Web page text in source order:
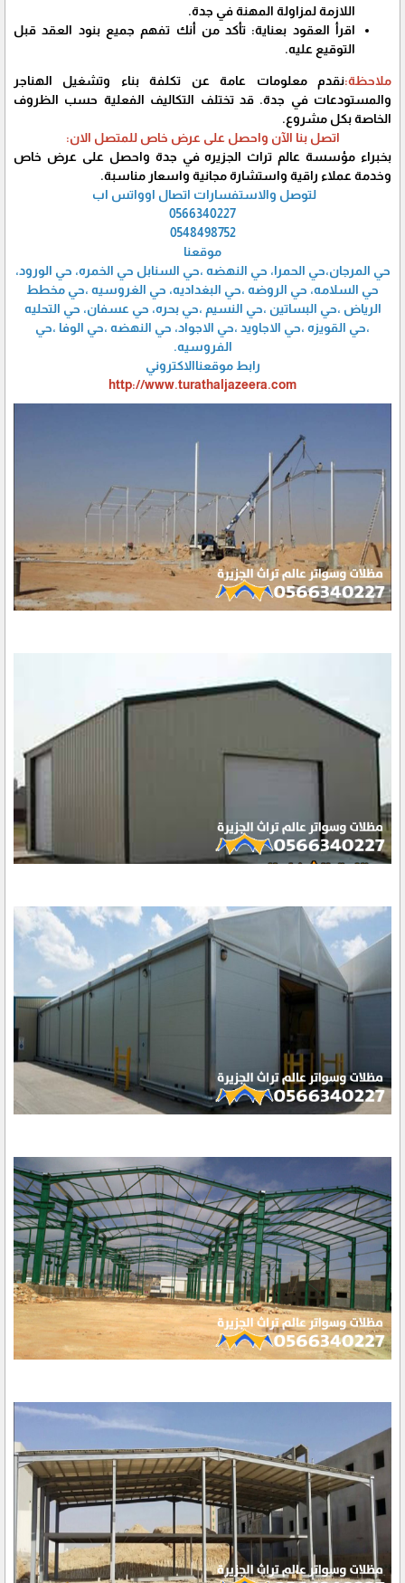
اللازمة لمزاولة المهنة في جدة.
اقرأ العقود بعناية: تأكد من أنك تفهم جميع بنود العقد قبل
التوقيع عليه.
ملاحظة:نقدم معلومات عامة عن تكلفة بناء وتشغيل الهناجر
والمستودعات في جدة. قد تختلف التكاليف الفعلية حسب الظروف
الخاصة بكل مشروع.
اتصل بنا الآن واحصل على عرض خاص للمتصل الان:
بخبراء مؤسسة عالم تراث الجزيره في جدة واحصل على عرض خاص
وخدمة عملاء راقية واستشارة مجانية واسعار مناسبة.
لتوصل والاستفسارات اتصال اوواتس اب
0566340227
0548498752
موقعنا
حي المرجان،حي الحمرا، حي النهضه ،حي السنابل حي الخمره، حي الورود،
حي السلامه، حي الروضه ،حي البغداديه، حي الغروسيه ،حي مخطط
الرياض ،حي البساتين ،حي النسيم ،حي بحره، حي عسفان، حي التحليه
،حي القويزه ،حي الاجاويد ،حي الاجواد، حي النهضه ،حي الوفا ،حي
الفروسيه.
رابط موقعناالاكتروني
http://www.turathaljazeera.com